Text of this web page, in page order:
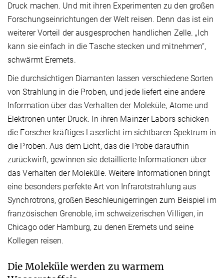
Druck machen. Und mit ihren Experimenten zu den großen
Forschungseinrichtungen der Welt reisen. Denn das ist ein
weiterer Vorteil der ausgesprochen handlichen Zelle. „Ich
kann sie einfach in die Tasche stecken und mitnehmen“,
schwärmt Eremets.
Die durchsichtigen Diamanten lassen verschiedene Sorten
von Strahlung in die Proben, und jede liefert eine andere
Information über das Verhalten der Moleküle, Atome und
Elektronen unter Druck. In ihren Mainzer Labors schicken
die Forscher kräftiges Laserlicht im sichtbaren Spektrum in
die Proben. Aus dem Licht, das die Probe daraufhin
zurückwirft, gewinnen sie detaillierte Informationen über
das Verhalten der Moleküle. Weitere Informationen bringt
eine besonders perfekte Art von Infrarotstrahlung aus
Synchrotrons, großen Beschleunigerringen zum Beispiel im
französischen Grenoble, im schweizerischen Villigen, in
Chicago oder Hamburg, zu denen Eremets und seine
Kollegen reisen.
Die Moleküle werden zu warmem